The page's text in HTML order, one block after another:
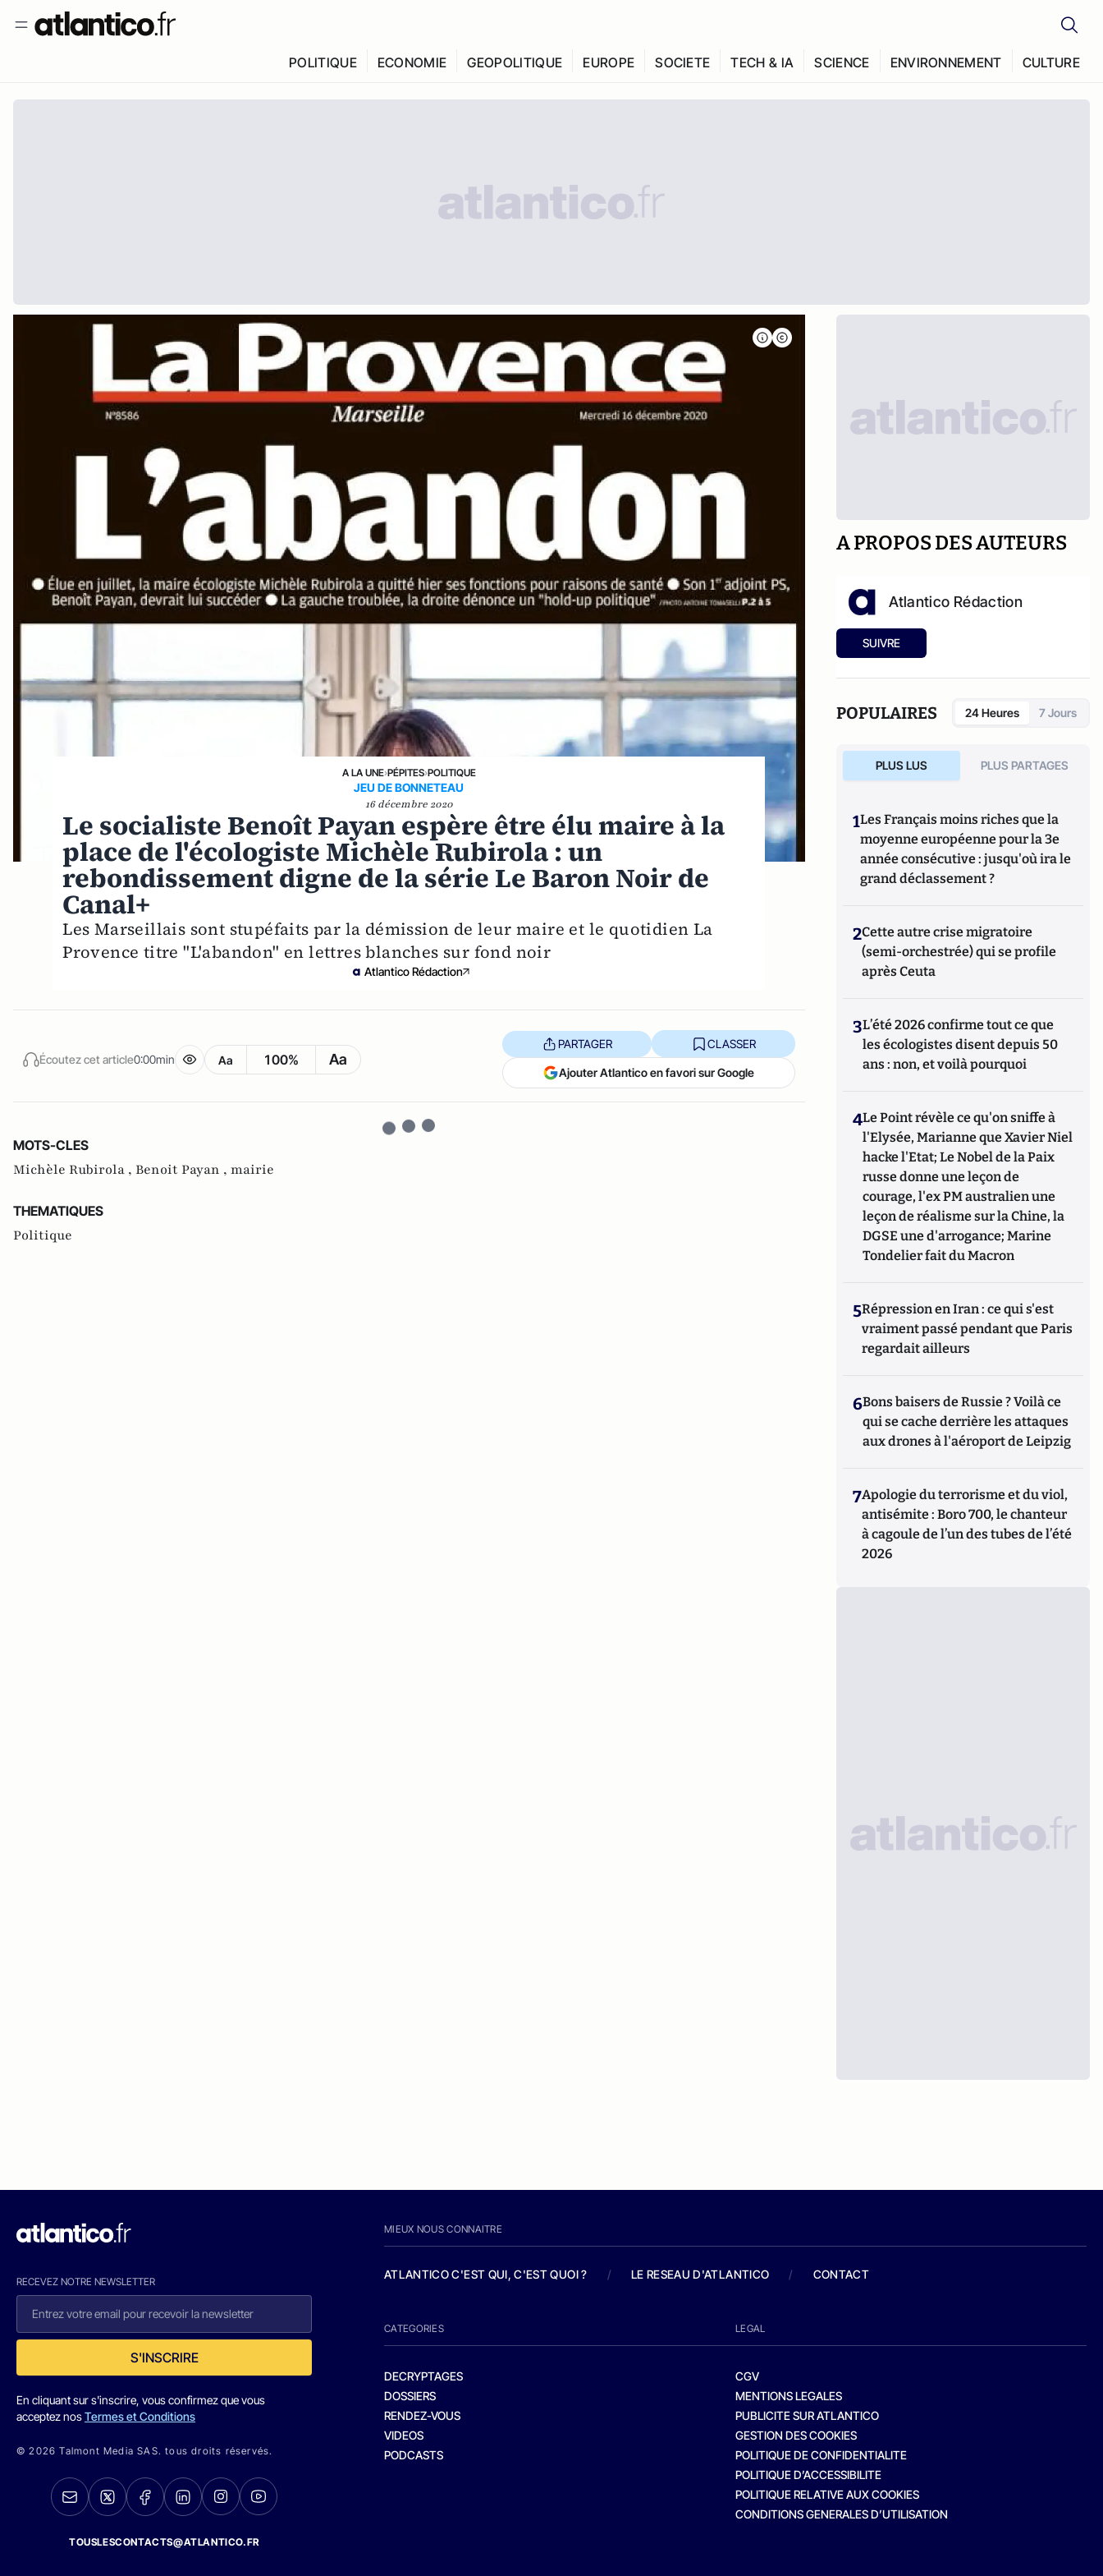
POLITIQUE ECONOMIE GEOPOLITIQUE EUROPE SOCIETE TECH & IA SCIENCE ENVIRONNEMENT CULTURE
A LA UNE›PÉPITES›POLITIQUE
JEU DE BONNETEAU
16 décembre 2020
Le socialiste Benoît Payan espère être élu maire à la
place de l'écologiste Michèle Rubirola : un
rebondissement digne de la série Le Baron Noir de
Canal+
Les Marseillais sont stupéfaits par la démission de leur maire et le quotidien La
Provence titre "L'abandon" en lettres blanches sur fond noir
Atlantico Rédaction
Écoutez cet article0:00min Aa 100% Aa
PARTAGER CLASSER
Ajouter Atlantico en favori sur Google
MOTS-CLES
Michèle Rubirola , Benoit Payan , mairie
THEMATIQUES
Politique
A PROPOS DES AUTEURS
Atlantico Rédaction
SUIVRE
POPULAIRES 24 Heures 7 Jours
PLUS LUS PLUS PARTAGES
1Les Français moins riches que la
moyenne européenne pour la 3e
année consécutive : jusqu'où ira le
grand déclassement ?
2Cette autre crise migratoire
(semi-orchestrée) qui se profile
après Ceuta
3L’été 2026 confirme tout ce que
les écologistes disent depuis 50
ans : non, et voilà pourquoi
4Le Point révèle ce qu'on sniffe à
l'Elysée, Marianne que Xavier Niel
hacke l'Etat; Le Nobel de la Paix
russe donne une leçon de
courage, l'ex PM australien une
leçon de réalisme sur la Chine, la
DGSE une d'arrogance; Marine
Tondelier fait du Macron
5Répression en Iran : ce qui s'est
vraiment passé pendant que Paris
regardait ailleurs
6Bons baisers de Russie ? Voilà ce
qui se cache derrière les attaques
aux drones à l'aéroport de Leipzig
7Apologie du terrorisme et du viol,
antisémite : Boro 700, le chanteur
à cagoule de l’un des tubes de l’été
2026
RECEVEZ NOTRE NEWSLETTER
S'INSCRIRE
En cliquant sur s'inscrire, vous confirmez que vous
acceptez nosTermes et Conditions
© 2026 Talmont Media SAS. tous droits réservés.
TOUSLESCONTACTS@ATLANTICO.FR
MIEUX NOUS CONNAITRE
ATLANTICO C'EST QUI, C'EST QUOI ? / LE RESEAU D'ATLANTICO / CONTACT
CATEGORIES
DECRYPTAGES
DOSSIERS
RENDEZ-VOUS
VIDEOS
PODCASTS
LEGAL
CGV
MENTIONS LEGALES
PUBLICITE SUR ATLANTICO
GESTION DES COOKIES
POLITIQUE DE CONFIDENTIALITE
POLITIQUE D’ACCESSIBILITE
POLITIQUE RELATIVE AUX COOKIES
CONDITIONS GENERALES D’UTILISATION